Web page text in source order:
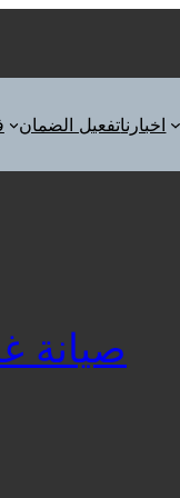
تفعيل الضماناخبارنا
صيانة